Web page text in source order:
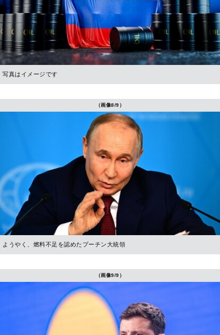
写真はイメージです
（画像8/9）
ようやく、燃料不足を認めたプーチン大統領
（画像9/9）